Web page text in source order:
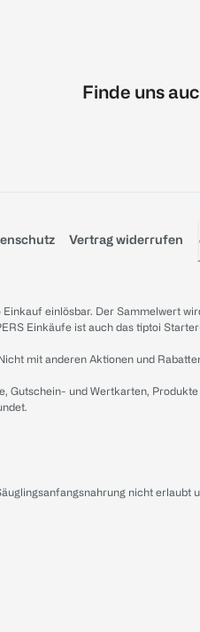
Finde uns
Vertrag widerrufen
einlösbar. Der Sammelwert
Einkäufe ist auch das tiptoi
mit anderen Aktionen und
Gutschein- und Wertkarten,
nicht erlaubt